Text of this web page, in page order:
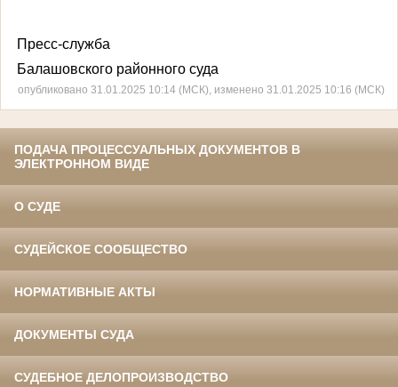
Пресс-служба
Балашовского районного суда
опубликовано 31.01.2025 10:14 (МСК), изменено 31.01.2025 10:16 (МСК)
ПОДАЧА ПРОЦЕССУАЛЬНЫХ ДОКУМЕНТОВ В
ЭЛЕКТРОННОМ ВИДЕ
О СУДЕ
СУДЕЙСКОЕ СООБЩЕСТВО
НОРМАТИВНЫЕ АКТЫ
ДОКУМЕНТЫ СУДА
СУДЕБНОЕ ДЕЛОПРОИЗВОДСТВО